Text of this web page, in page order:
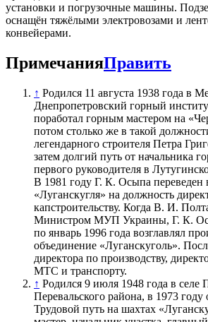
установки и погрузочные машины.
оснащён тяжёлыми электровозами и
конвейерами.
ПримечанияПравить
↑ Родился 11 августа 1938 года в
Днепропетровский горный
поработал горным мастером на
потом столько же в такой
легендарного строителя Петра
затем долгий путь от начальника
первого руководителя в
В 1981 году Г. К. Осыпа переведен
«Луганскугля» на должность
капстроительству. Когда В. И.
Министром МУП Украины, Г. К.
по январь 1996 года возглавлял
объединение «Луганскуголь».
директора по производству,
МТС и транспорту.
↑ Родился 9 июля 1948 года в селе
Перевальского района, в 1973
Трудовой путь на шахтах